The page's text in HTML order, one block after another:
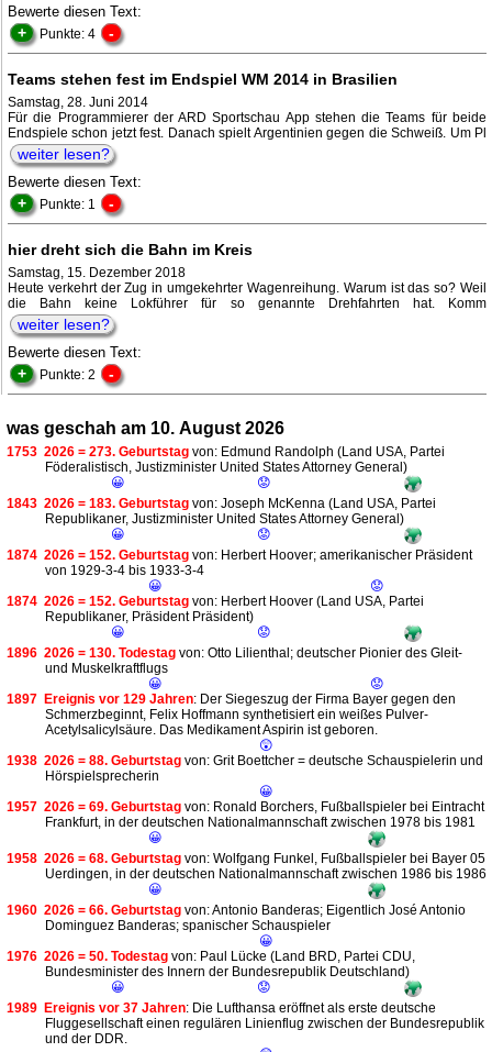
Bewerte diesen Text:
+ Punkte: 4 -
Teams stehen fest im Endspiel WM 2014 in Brasilien
Samstag, 28. Juni 2014
Für die Programmierer der ARD Sportschau App stehen die Teams für beide
Endspiele schon jetzt fest. Danach spielt Argentinien gegen die Schweiß. Um Pl
weiter lesen?
Bewerte diesen Text:
+ Punkte: 1 -
hier dreht sich die Bahn im Kreis
Samstag, 15. Dezember 2018
Heute verkehrt der Zug in umgekehrter Wagenreihung. Warum ist das so? Weil
die Bahn keine Lokführer für so genannte Drehfahrten hat. Komm
weiter lesen?
Bewerte diesen Text:
+ Punkte: 2 -
was geschah am 10. August 2026
1753 2026 = 273. Geburtstag von: Edmund Randolph (Land USA, Partei
Föderalistisch, Justizminister United States Attorney General)
😀
😟
1843 2026 = 183. Geburtstag von: Joseph McKenna (Land USA, Partei
Republikaner, Justizminister United States Attorney General)
😀
😟
1874 2026 = 152. Geburtstag von: Herbert Hoover; amerikanischer Präsident
von 1929-3-4 bis 1933-3-4
😀
😟
1874 2026 = 152. Geburtstag von: Herbert Hoover (Land USA, Partei
Republikaner, Präsident Präsident)
😀
😟
1896 2026 = 130. Todestag von: Otto Lilienthal; deutscher Pionier des Gleit-
und Muskelkraftflugs
😀
😟
1897 Ereignis vor 129 Jahren: Der Siegeszug der Firma Bayer gegen den
Schmerzbeginnt, Felix Hoffmann synthetisiert ein weißes Pulver-
Acetylsalicylsäure. Das Medikament Aspirin ist geboren.
😲
1938 2026 = 88. Geburtstag von: Grit Boettcher = deutsche Schauspielerin und
Hörspielsprecherin
😀
1957 2026 = 69. Geburtstag von: Ronald Borchers, Fußballspieler bei Eintracht
Frankfurt, in der deutschen Nationalmannschaft zwischen 1978 bis 1981
😀
1958 2026 = 68. Geburtstag von: Wolfgang Funkel, Fußballspieler bei Bayer 05
Uerdingen, in der deutschen Nationalmannschaft zwischen 1986 bis 1986
😀
1960 2026 = 66. Geburtstag von: Antonio Banderas; Eigentlich José Antonio
Dominguez Banderas; spanischer Schauspieler
😀
1976 2026 = 50. Todestag von: Paul Lücke (Land BRD, Partei CDU,
Bundesminister des Innern der Bundesrepublik Deutschland)
😀
😟
1989 Ereignis vor 37 Jahren: Die Lufthansa eröffnet als erste deutsche
Fluggesellschaft einen regulären Linienflug zwischen der Bundesrepublik
und der DDR.